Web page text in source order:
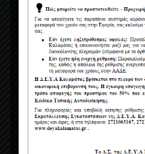
Η ΔΕΥΑΚ ενσωματώνοντας
διατάξεις του Νέου
Προστασίας Δεδομένων
(ΕΕ 2016/679) (GDPR) που
25/05/2018, για την
προσώπων έναντι της
προσωπικού χαρακτήρα και